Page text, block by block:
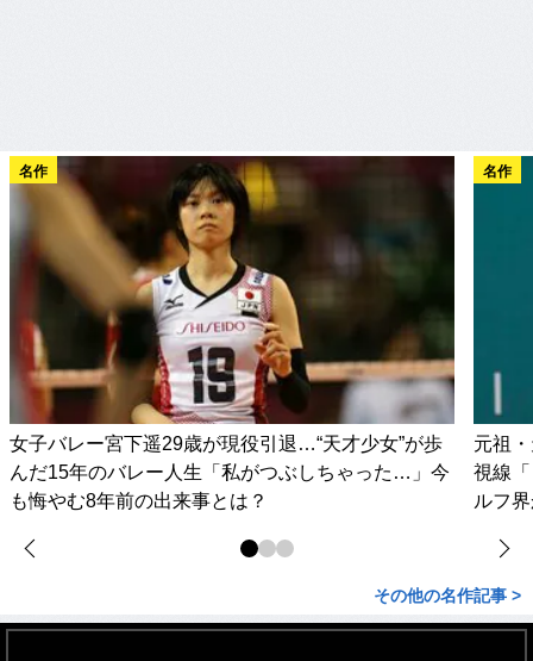
名作
女子バレー宮下遥29歳が現役引退…“天才少女”が歩
んだ15年のバレー人生「私がつぶしちゃった…」今
も悔やむ8年前の出来事とは？
名作
元祖
視線
ルフ
その他の名作記事 >